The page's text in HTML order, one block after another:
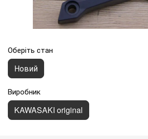
Оберіть стан
Новий
Виробник
KAWASAKI original